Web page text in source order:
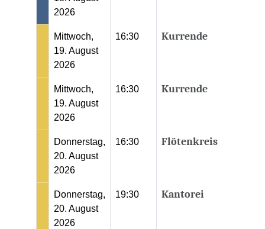
2026
Mittwoch,
19. August
2026
16:30 Kurrende
Mittwoch,
19. August
2026
16:30 Kurrende
Donnerstag,
20. August
2026
16:30 Flötenkreis
Donnerstag,
20. August
2026
19:30 Kantorei